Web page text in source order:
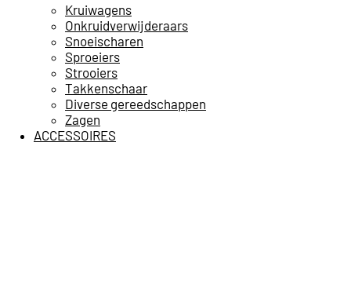
Kruiwagens
Onkruidverwijderaars
Snoeischaren
Sproeiers
Strooiers
Takkenschaar
Diverse gereedschappen
Zagen
ACCESSOIRES